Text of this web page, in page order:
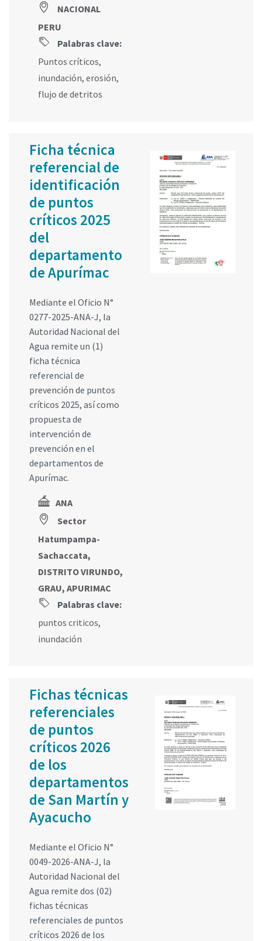
NACIONAL
PERU
Palabras clave:
Puntos críticos,
inundación, erosión,
flujo de detritos
Ficha técnica
referencial de
identificación
de puntos
críticos 2025
del
departamento
de Apurímac
Mediante el Oficio N°
0277-2025-ANA-J, la
Autoridad Nacional del
Agua remite un (1)
ficha técnica
referencial de
prevención de puntos
críticos 2025, así como
propuesta de
intervención de
prevención en el
departamentos de
Apurímac.
ANA
Sector
Hatumpampa-
Sachaccata,
DISTRITO VIRUNDO,
GRAU, APURIMAC
Palabras clave:
puntos criticos,
inundación
Fichas técnicas
referenciales
de puntos
críticos 2026
de los
departamentos
de San Martín y
Ayacucho
Mediante el Oficio N°
0049-2026-ANA-J, la
Autoridad Nacional del
Agua remite dos (02)
fichas técnicas
referenciales de puntos
críticos 2026 de los